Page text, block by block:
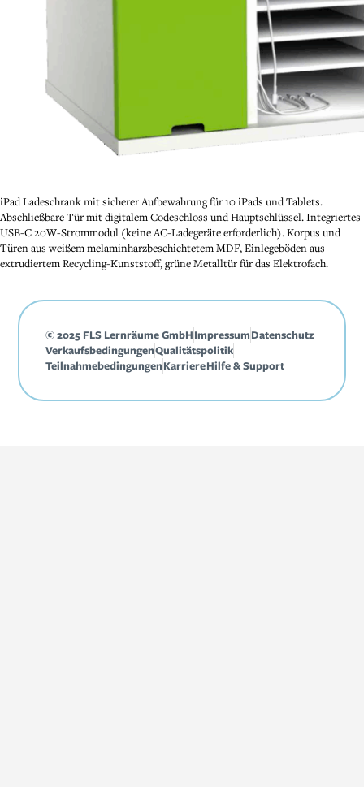
iPad Ladeschrank mit sicherer Aufbewahrung für 10 iPads und Tablets.
Abschließbare Tür mit digitalem Codeschloss und Hauptschlüssel. Integriertes
USB-C 20W-Strommodul (keine AC-Ladegeräte erforderlich). Korpus und
Türen aus weißem melaminharzbeschichtetem MDF, Einlegeböden aus
extrudiertem Recycling-Kunststoff, grüne Metalltür für das Elektrofach.
© 2025 FLS Lernräume GmbHImpressumDatenschutz
VerkaufsbedingungenQualitätspolitik
TeilnahmebedingungenKarriereHilfe & Support